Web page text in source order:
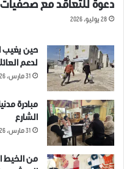
دعوة للتعاقد مع
28 يوليو، 2026
حين يغيب
لدعم
31 مارس، 2026
مبادرة
الشارع
31 مارس، 2026
من الخيط